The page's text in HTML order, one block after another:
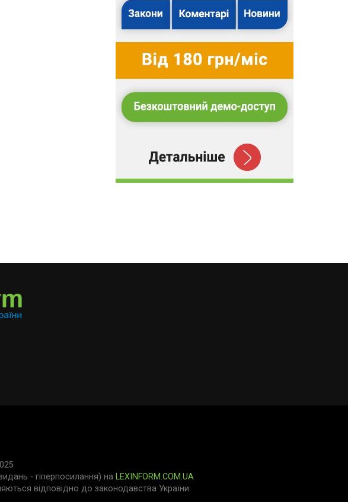
- гіперпосилання) на LEXINFORM.COM.UA
відповідно до законодавства України.